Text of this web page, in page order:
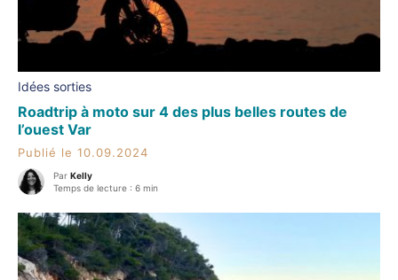
Idées sorties
Roadtrip à moto sur 4 des plus belles routes de
l’ouest Var
Publié le 10.09.2024
Par Kelly
Temps de lecture : 6 min